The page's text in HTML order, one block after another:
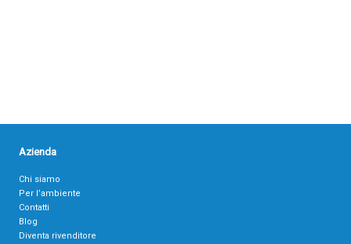
Azienda
Chi siamo
Per l’ambiente
Contatti
Blog
Diventa rivenditore